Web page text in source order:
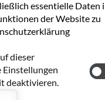
essentielle Daten
der Website zu
dieser
Einstellungen
deaktivieren.